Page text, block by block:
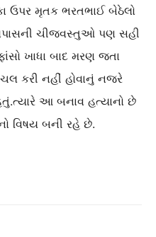
ઉપર મૃતક ભરતભાઈ બેઠેલો
ચીજવસ્તુઓ પણ સહી
ખાધા બાદ મરણ જતા
કરી નહીં હોવાનું નજરે
આ બનાવ હત્યાનો છે
વિષય બની રહે છે.